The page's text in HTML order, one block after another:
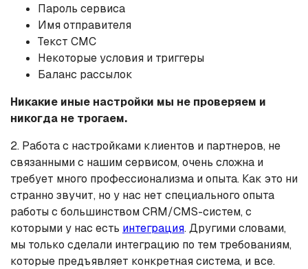
Пароль сервиса
Имя отправителя
Текст СМС
Некоторые условия и триггеры
Баланс рассылок
Никакие иные настройки мы не проверяем и
никогда не трогаем.
2. Работа с настройками клиентов и партнеров, не
связанными с нашим сервисом, очень сложна и
требует много профессионализма и опыта. Как это ни
странно звучит, но у нас нет специального опыта
работы с большинством CRM/CMS-систем, с
которыми у нас есть интеграция. Другими словами,
мы только сделали интеграцию по тем требованиям,
которые предъявляет конкретная система, и все.